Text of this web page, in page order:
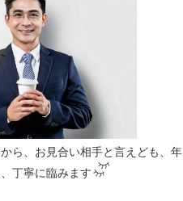
ら、お見合い相手と言えども、年
丁寧に臨みます